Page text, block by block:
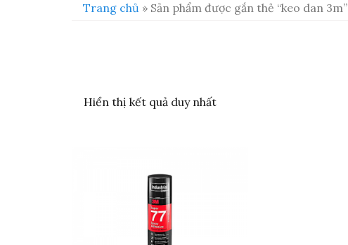
Trang chủ » Sản phẩm được gắn thẻ “keo dan 3m”
Hiển thị kết quả duy nhất